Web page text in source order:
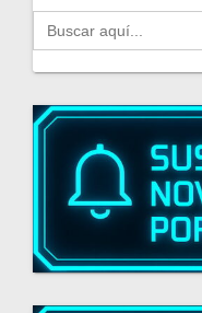
Buscar: